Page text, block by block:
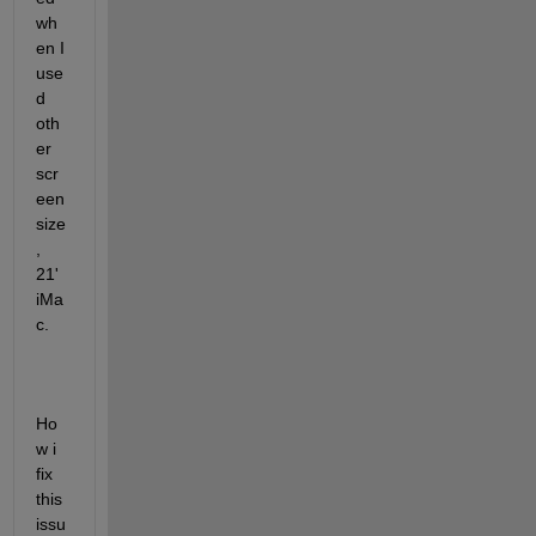
wh
en I
use
d
oth
er
scr
een
size
21'
iMa
c.
Ho
w i
fix
this
issu